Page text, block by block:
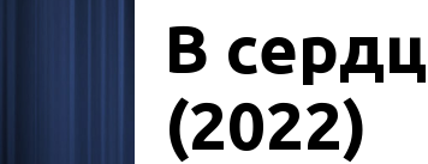
В
(2022)